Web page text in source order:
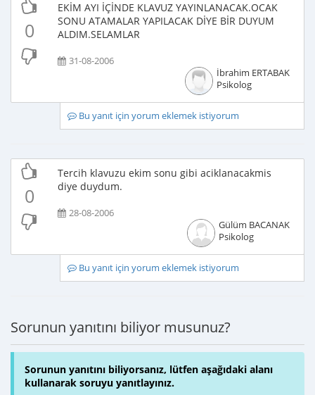
0
EKİM AYI İÇİNDE KLAVUZ YAYINLANACAK.OCAK
SONU ATAMALAR YAPILACAK DİYE BİR DUYUM
ALDIM.SELAMLAR
31-08-2006
İbrahim ERTABAK
Psikolog
Bu yanıt için yorum eklemek istiyorum
0
Tercih klavuzu ekim sonu gibi aciklanacakmis
diye duydum.
28-08-2006
Gülüm BACANAK
Psikolog
Bu yanıt için yorum eklemek istiyorum
Sorunun yanıtını biliyor musunuz?
Sorunun yanıtını biliyorsanız, lütfen aşağıdaki alanı
kullanarak soruyu yanıtlayınız.